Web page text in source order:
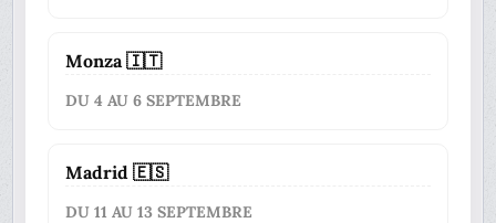
Monza 🇮🇹
DU 4 AU 6 SEPTEMBRE
Madrid 🇪🇸
DU 11 AU 13 SEPTEMBRE